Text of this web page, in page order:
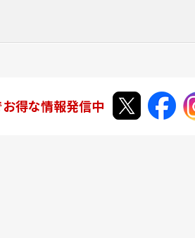
得な情報発信中